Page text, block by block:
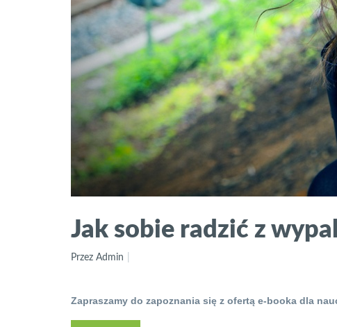
Jak sobie radzić z
Przez Admin
Zapraszamy do zapoznania się z ofertą e-booka dla